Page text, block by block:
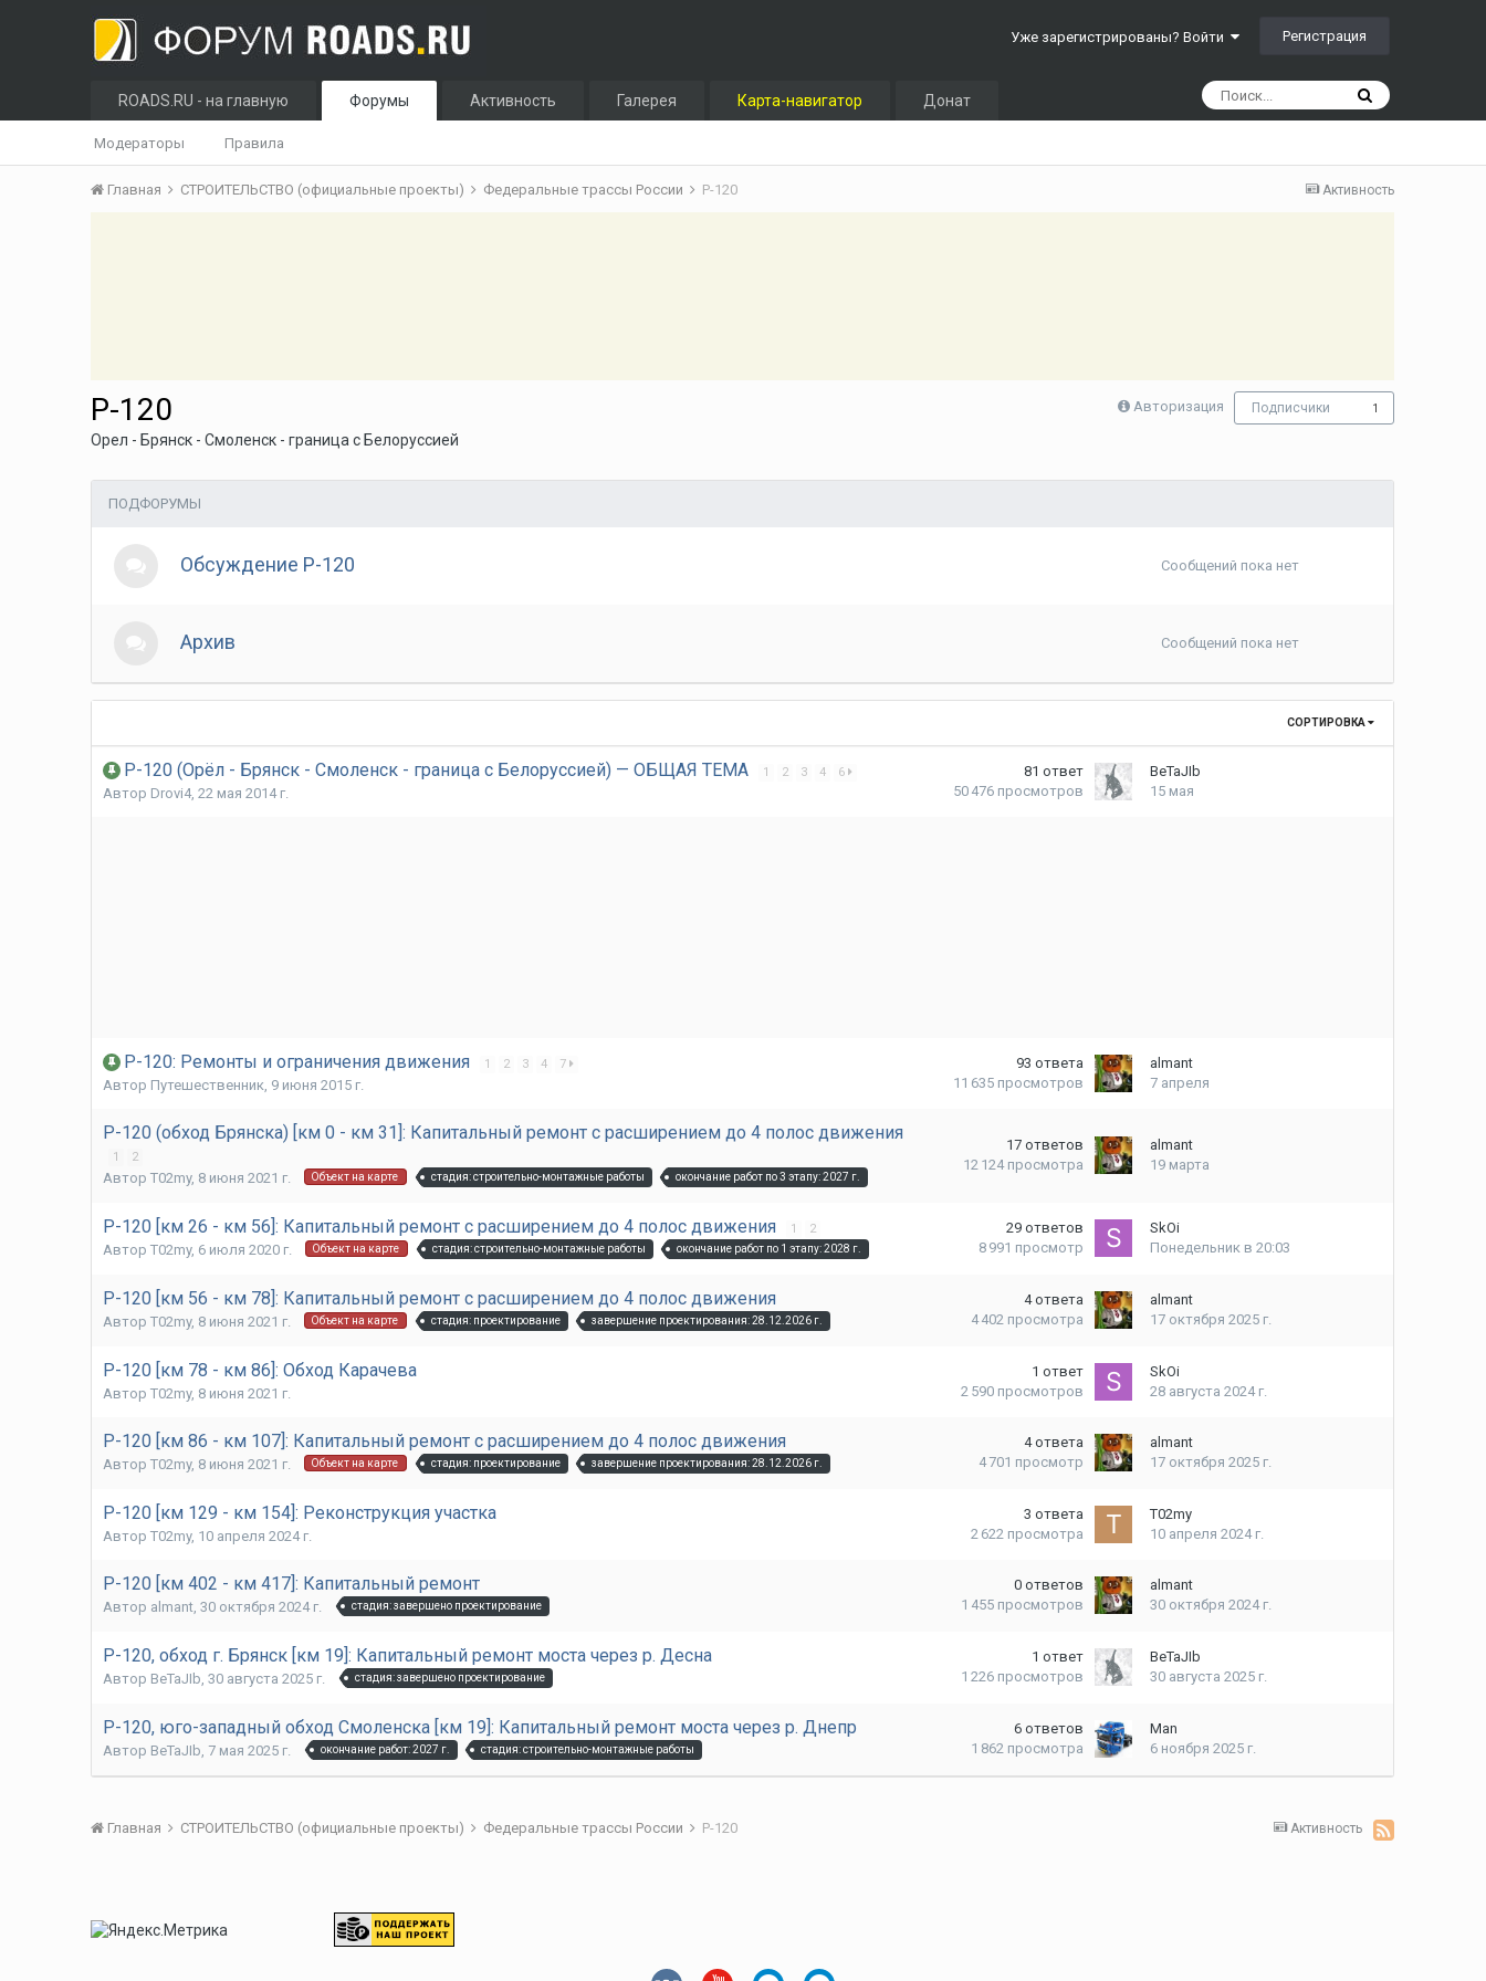
Уже зарегистрированы? Войти Регистрация
ROADS.RU - на главную Форумы
Модераторы Правила
Активность Галерея Карта-навигатор Донат
Активность
Главная СТРОИТЕЛЬСТВО (официальные проекты) Федеральные трассы России Р-120
Р-120 Авторизация Подписчики 1
Орел - Брянск - Смоленск - граница с Белоруссией
ПОДФОРУМЫ
Обсуждение Р-120 Сообщений пока нет
Архив Сообщений пока нет
СОРТИРОВКА
Р-120 (Орёл - Брянск - Смоленск - граница с Белоруссией) — ОБЩАЯ ТЕМА 1 2 3 4 6
Автор Drovi4,22 мая 2014 г.
81 ответ
50 476 просмотров
BeTaJIb
15 мая
Р-120: Ремонты и ограничения движения 1 2 3 4 7
Автор Путешественник, 9 июня 2015 г.
93 ответа
11 635 просмотров
almant
7 апреля
Р-120 (обход Брянска) [км 0 - км 31]: Капитальный ремонт с расширением до 4 полос движения
1 2
АвторT02my, 8 июня 2021 г. Объект на карте стадия: строительно-монтажные работы окончание работ по 3 этапу: 2027 г.
17 ответов
12 124 просмотра
almant
19 марта
Р-120 [км 26 - км 56]: Капитальный ремонт с расширением до 4 полос движения 1 2
АвторT02my, 6 июля 2020 г. Объект на карте стадия: строительно-монтажные работы окончание работ по 1 этапу: 2028 г.
29 ответов
8 991 просмотр
SkOi
Понедельник в 20:03
Р-120 [км 56 - км 78]: Капитальный ремонт с расширением до 4 полос движения
АвторT02my, 8 июня 2021 г. Объект на карте стадия: проектирование завершение проектирования: 28.12.2026 г.
4 ответа
4 402 просмотра
almant
17 октября 2025 г.
Р-120 [км 78 - км 86]: Обход Карачева
АвторT02my, 8 июня 2021 г.
1 ответ
2 590 просмотров
SkOi
28 августа 2024 г.
Р-120 [км 86 - км 107]: Капитальный ремонт с расширением до 4 полос движения
АвторT02my, 8 июня 2021 г. Объект на карте стадия: проектирование завершение проектирования: 28.12.2026 г.
4 ответа
4 701 просмотр
almant
17 октября 2025 г.
Р-120 [км 129 - км 154]: Реконструкция участка
АвторT02my, 10 апреля 2024 г.
3 ответа
2 622 просмотра
T02my
10 апреля 2024 г.
Р-120 [км 402 - км 417]: Капитальный ремонт
Автор almant,30 октября 2024 г. стадия: завершено проектирование
0 ответов
1 455 просмотров
almant
30 октября 2024 г.
Р-120, обход г. Брянск [км 19]: Капитальный ремонт моста через р. Десна
Автор BeTaJIb,30 августа 2025 г. стадия: завершено проектирование
1 ответ
1 226 просмотров
BeTaJIb
30 августа 2025 г.
Р-120, юго-западный обход Смоленска [км 19]: Капитальный ремонт моста через р. Днепр
Автор BeTaJIb,7 мая 2025 г. окончание работ: 2027 г. стадия: строительно-монтажные работы
6 ответов
1 862 просмотра
Man
6 ноября 2025 г.
Активность
Главная СТРОИТЕЛЬСТВО (официальные проекты) Федеральные трассы России Р-120